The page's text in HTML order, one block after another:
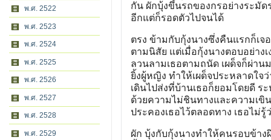
พ.ศ. 2522
พ.ศ. 2523
พ.ศ. 2524
พ.ศ. 2525
พ.ศ. 2526
พ.ศ. 2527
พ.ศ. 2528
พ.ศ. 2529
กัน ผักบุ้งขึ้นรถของกรอย่างระมัด
อีกแต่ก็รอดตัวไปจนได้
ตรง ข้ามกับกุ้งนางซึ่งคืนแรกก็เ
ตามนิสัย แต่เมื่อกุ้งนางตอบอย่าง
ลวนลามเธอตามถนัด เผด็จก็ผ่า
ยิ้งผู้หญิง ทำให้เผด็จประหลาดใจ
เดินไปส่งที่บ้านเธอก็ยอมโดยดี ร
ด้วยความไม่ชินทางและความเขิ
ประคองเธอไว้ตลอดทาง เธอไม่รู้
ผัก บุ้งกับกุ้งนางทำให้คนรอบข้าง